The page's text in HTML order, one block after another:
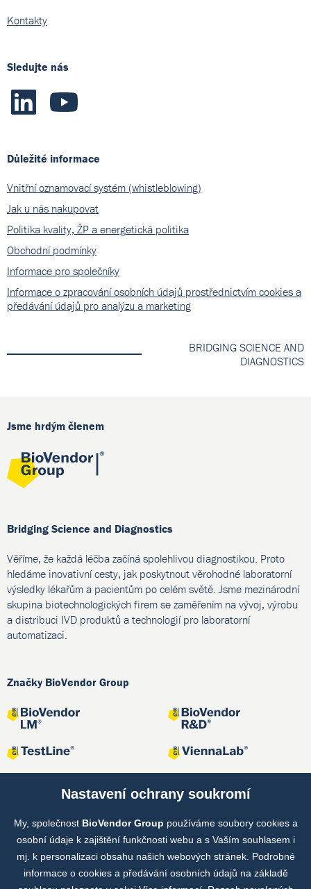
Kontakty
Sledujte nás
Důležité informace
Vnitřní oznamovací systém (whistleblowing)
Jak u nás nakupovat
Politika kvality, ŽP a energetická politika
Obchodní podmínky
Informace pro společníky
Informace o zpracování osobních údajů prostřednictvím cookies a
předávání údajů pro analýzu a marketing
BRIDGING SCIENCE AND
DIAGNOSTICS
Jsme hrdým členem
Bridging Science and Diagnostics
Věříme, že každá léčba začíná spolehlivou diagnostikou. Proto
hledáme inovativní cesty, jak poskytnout věrohodné laboratorní
výsledky lékařům a pacientům po celém světě. Jsme mezinárodní
skupina biotechnologických firem se zaměřením na vývoj, výrobu
a distribuci IVD produktů a technologií pro laboratorní
automatizaci.
Značky BioVendor Group
Společné projekty
Nastavení ochrany soukromí
My, společnost BioVendor Group používáme soubory cookies a
osobní údaje k zajištění funkčnosti webu a s Vaším souhlasem i
mj. k personalizaci obsahu našich webových stránek. Podrobné
informace o cookies a předávání osobních údajů na základě